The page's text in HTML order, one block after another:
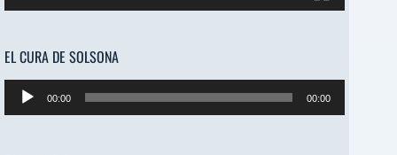
EL CURA DE SOLSONA
Reproductor
de
00:00 00:00